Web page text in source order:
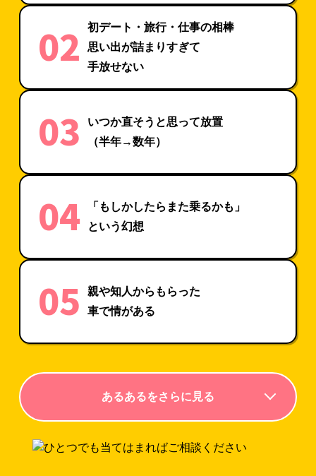
02
初デート・旅行・仕事の相棒
思い出が詰まりすぎて
手放せない
03
いつか直そうと思って放置
（半年→数年）
04
「もしかしたらまた乗るかも」
という幻想
05
親や知人からもらった
車で情がある
あるあるをさらに見る